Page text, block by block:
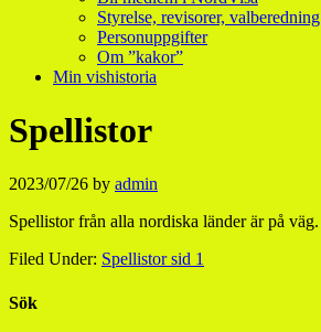
Styrelse, revisorer, valberedning
Personuppgifter
Om ”kakor”
Min vishistoria
Spellistor
2023/07/26 by admin
Spellistor från alla nordiska länder är på väg.
Filed Under: Spellistor sid 1
Sök